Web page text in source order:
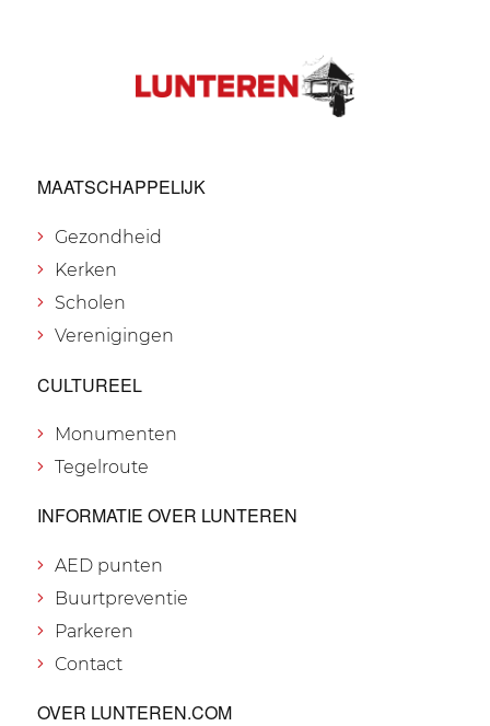
MAATSCHAPPELIJK
Gezondheid
Kerken
Scholen
Verenigingen
CULTUREEL
Monumenten
Tegelroute
INFORMATIE OVER LUNTEREN
AED punten
Buurtpreventie
Parkeren
Contact
OVER LUNTEREN.COM